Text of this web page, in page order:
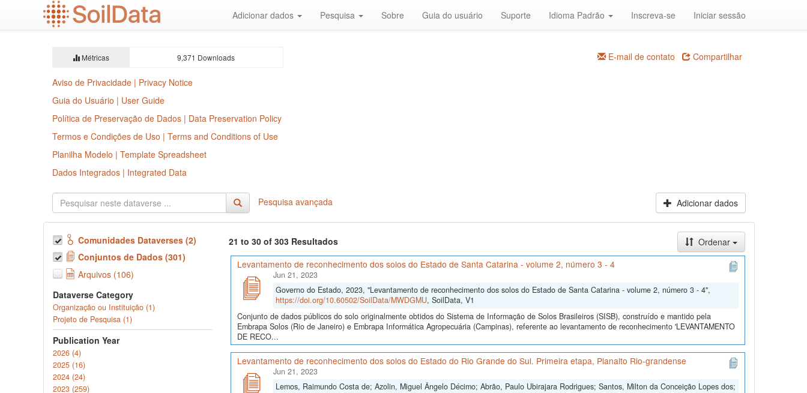
Adicionar dados Pesquisa Sobre Guia do usuário Suporte Idioma Padrão Inscreva-se Iniciar sessão
Métricas 9,371 Downloads E-mail de contato Compartilhar
Aviso de Privacidade | Privacy Notice
Guia do Usuário | User Guide
Política de Preservação de Dados | Data Preservation Policy
Termos e Condições de Uso | Terms and Conditions of Use
Planilha Modelo | Template Spreadsheet
Dados Integrados | Integrated Data
Pesquisa avançada Adicionar dados
Comunidades Dataverses (2)
Conjuntos de Dados (301)
Arquivos (106)
Dataverse Category
Organização ou Instituição (1)
Projeto de Pesquisa (1)
Publication Year
2026 (4)
2025 (16)
2024 (24)
2023 (259)
21 to 30 of 303 Resultados
Ordenar
Levantamento de reconhecimento dos solos do Estado de Santa Catarina - volume 2, número 3 - 4
Jun 21, 2023
Governo do Estado, 2023, "Levantamento de reconhecimento dos solos do Estado de Santa Catarina - volume 2, número 3 - 4",
https://doi.org/10.60502/SoilData/MWDGMU, SoilData, V1
Conjunto de dados públicos do solo originalmente obtidos do Sistema de Informação de Solos Brasileiros (SISB), construído e mantido pela
Embrapa Solos (Rio de Janeiro) e Embrapa Informática Agropecuária (Campinas), referente ao levantamento de reconhecimento 'LEVANTAMENTO
DE RECO...
Levantamento de reconhecimento dos solos do Estado do Rio Grande do Sul. Primeira etapa, Planalto Rio-grandense
Jun 21, 2023
Lemos, Raimundo Costa de; Azolin, Miguel Ângelo Décimo; Abrão, Paulo Ubirajara Rodrigues; Santos, Milton da Conceição Lopes dos;